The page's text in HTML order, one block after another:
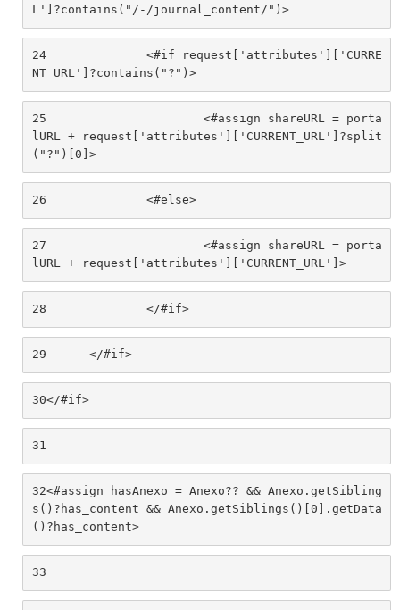
L']?contains("/-/journal_content/")>
24
		<#if request['attributes']['CURRE
NT_URL']?contains("?")>
25
lURL + request['attributes']['CURRENT_URL']?split
("?")[0]>
26
		<#else>
27
lURL + request['attributes']['CURRENT_URL']>
28
		</#if>
29
	</#if>
30</#if>
31
32<#assign hasAnexo = Anexo?? && Anexo.getSibling
s()?has_content && Anexo.getSiblings()[0].getData
()?has_content>
33